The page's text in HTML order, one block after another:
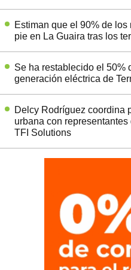
Estiman que el 90% de
pie en La Guaira tras los
Se ha restablecido el 50%
generación eléctrica de
Delcy Rodríguez coordina
urbana con
TFI Solutions